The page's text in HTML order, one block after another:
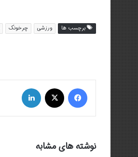
برچسب ها ورزشی چرخونک
فیس بوک
نوشته های مشابه